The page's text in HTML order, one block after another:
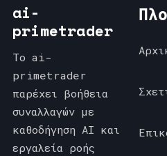
ai-
primetrader
Το ai-
primetrader
παρέχει βοήθεια
συναλλαγών με
καθοδήγηση AI και
εργαλεία ροής